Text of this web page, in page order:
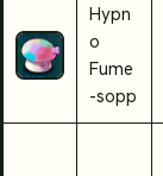
Hypn
o
Fume
-sopp